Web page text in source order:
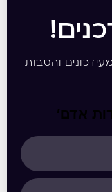
והטבות
אדם’